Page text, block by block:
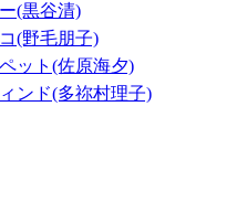
(黒谷清)
(野毛朋子)
ット(佐原海夕)
ンド(多祢村理子)